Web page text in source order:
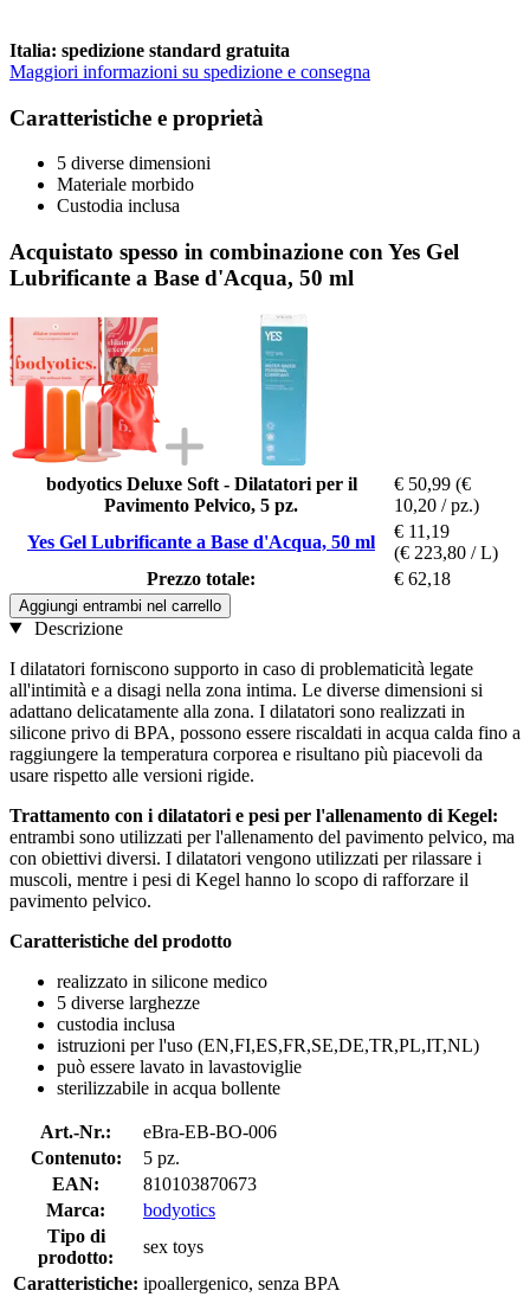
Italia: spedizione standard gratuita
Maggiori informazioni su spedizione e consegna
Caratteristiche e proprietà
5 diverse dimensioni
Materiale morbido
Custodia inclusa
Acquistato spesso in combinazione con Yes Gel
Lubrificante a Base d'Acqua, 50 ml
bodyotics Deluxe Soft - Dilatatori per il
Pavimento Pelvico, 5 pz.
€ 50,99 (€
10,20 / pz.)
Yes Gel Lubrificante a Base d'Acqua, 50 ml
€ 11,19
(€ 223,80 / L)
Prezzo totale:
€ 62,18
Aggiungi entrambi nel carrello
Descrizione
I dilatatori forniscono supporto in caso di problematicità legate
all'intimità e a disagi nella zona intima. Le diverse dimensioni si
adattano delicatamente alla zona. I dilatatori sono realizzati in
silicone privo di BPA, possono essere riscaldati in acqua calda fino a
raggiungere la temperatura corporea e risultano più piacevoli da
usare rispetto alle versioni rigide.
Trattamento con i dilatatori e pesi per l'allenamento di Kegel:
entrambi sono utilizzati per l'allenamento del pavimento pelvico, ma
con obiettivi diversi. I dilatatori vengono utilizzati per rilassare i
muscoli, mentre i pesi di Kegel hanno lo scopo di rafforzare il
pavimento pelvico.
Caratteristiche del prodotto
realizzato in silicone medico
5 diverse larghezze
custodia inclusa
istruzioni per l'uso (EN,FI,ES,FR,SE,DE,TR,PL,IT,NL)
può essere lavato in lavastoviglie
sterilizzabile in acqua bollente
Art.-Nr.:
eBra-EB-BO-006
Contenuto:
5 pz.
EAN:
810103870673
Marca:
bodyotics
Tipo di
prodotto:
sex toys
Caratteristiche: ipoallergenico, senza BPA